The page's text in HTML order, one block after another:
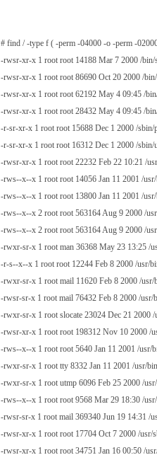
# find / -type f ( -perm -04000 -o -perm -
-rwsr-xr-x 1 root root 14188 Mar 7 2000 /bin/
-rwsr-xr-x 1 root root 86690 Oct 20 2000 /
-rwsr-xr-x 1 root root 62192 May 4 09:45 /
-rwsr-xr-x 1 root root 28432 May 4 09:45 /
-r-sr-xr-x 1 root root 15688 Dec 1 2000 /
-r-sr-xr-x 1 root root 16312 Dec 1 2000 /
-rwsr-xr-x 1 root root 22232 Feb 22 10:21 /
-rws--x--x 1 root root 14056 Jan 11 2001 /
-rws--x--x 1 root root 13800 Jan 11 2001 /
-rws--x--x 2 root root 563164 Aug 9 2000 /
-rws--x--x 2 root root 563164 Aug 9 2000 /
-rwxr-sr-x 1 root man 36368 May 23 13:25 /
-r-s--x--x 1 root root 12244 Feb 8 2000 /usr/
-rwxr-sr-x 1 root mail 11620 Feb 8 2000 /
-rwsr-sr-x 1 root mail 76432 Feb 8 2000 /usr/
-rwxr-sr-x 1 root slocate 23024 Dec 21 2000 /
-rwsr-xr-x 1 root root 198312 Nov 10 2000 /
-rws--x--x 1 root root 5640 Jan 11 2001 /usr/
-rwxr-sr-x 1 root tty 8332 Jan 11 2001 /usr/
-rwxr-sr-x 1 root utmp 6096 Feb 25 2000 /
-rws--x--x 1 root root 9568 Mar 29 18:30 /
-rwsr-sr-x 1 root mail 369340 Jun 19 14:31 /
-rwsr-xr-x 1 root root 17704 Oct 7 2000 /usr/
-rwsr-xr-x 1 root root 34751 Jan 16 00:50 /